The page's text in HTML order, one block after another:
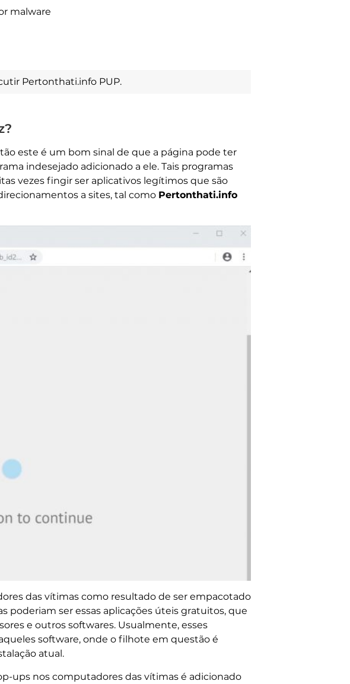
malware
Pertonthati.info PUP.
este é um bom sinal de que a página pode ter
indesejado adicionado a ele. Tais programas
vezes fingir ser aplicativos legítimos que são
a sites, tal como Pertonthati.info
das vítimas como resultado de ser empacotado
poderiam ser essas aplicações úteis gratuitos, que
e outros softwares. Usualmente, esses
software, onde o filhote em questão é
atual.
ups nos computadores das vítimas é adicionado